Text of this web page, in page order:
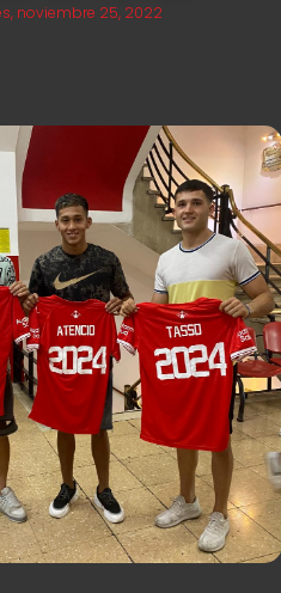
noviembre 25, 2022